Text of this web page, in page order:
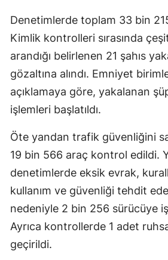
Denetimlerde toplam 33 bin
Kimlik kontrolleri sırasında
arandığı belirlenen 21 şahıs
gözaltına alındı. Emniyet
açıklamaya göre, yakalanan
işlemleri başlatıldı.
Öte yandan trafik güvenliğini
19 bin 566 araç kontrol edildi.
denetimlerde eksik evrak,
kullanım ve güvenliği tehdit
nedeniyle 2 bin 256 sürücüye
Ayrıca kontrollerde 1 adet
geçirildi.